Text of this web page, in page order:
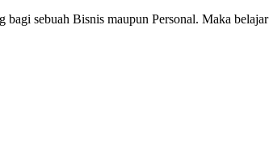
sebuah Bisnis maupun Personal. Maka